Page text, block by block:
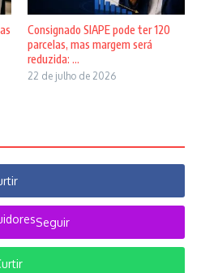
Consignado SIAPE pode ter 120
parcelas, mas margem será
reduzida: ...
22 de julho de 2026
Seguir